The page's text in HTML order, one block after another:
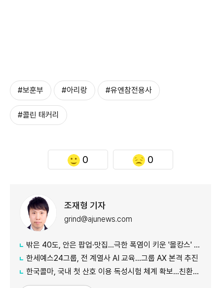
#보훈부 #아리랑 #유엔참전용사
#콜린 태커리
0 0
조재형 기자
grind@ajunews.com
밖은 40도, 안은 팝업·맛집…극한 폭염이 키운 '몰캉스' 소비
한세예스24그룹, 전 계열사 AI 교육…그룹 AX 본격 추진
한국콜마, 국내 첫 산호 이용 독성시험 체계 확보…친환경 선케어 공략